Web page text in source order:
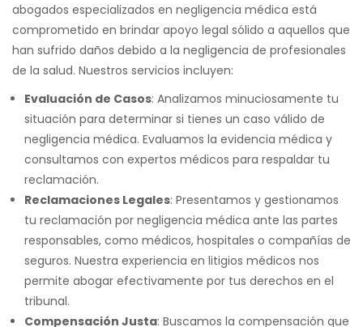
abogados especializados en negligencia médica está
comprometido en brindar apoyo legal sólido a aquellos que
han sufrido daños debido a la negligencia de profesionales
de la salud. Nuestros servicios incluyen:
Evaluación de Casos: Analizamos minuciosamente tu
situación para determinar si tienes un caso válido de
negligencia médica. Evaluamos la evidencia médica y
consultamos con expertos médicos para respaldar tu
reclamación.
Reclamaciones Legales: Presentamos y gestionamos
tu reclamación por negligencia médica ante las partes
responsables, como médicos, hospitales o compañías de
seguros. Nuestra experiencia en litigios médicos nos
permite abogar efectivamente por tus derechos en el
tribunal.
Compensación Justa: Buscamos la compensación que